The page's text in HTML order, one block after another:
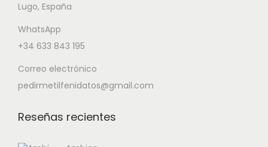
Lugo, España
WhatsApp
+34 633 843 195
Correo electrónico
pedirmetilfenidatos@gmail.com
Reseñas recientes